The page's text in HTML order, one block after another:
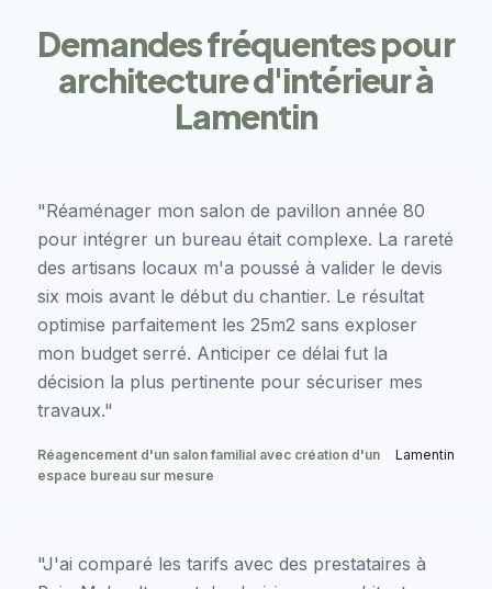
Demandes fréquentes pour
architecture d'intérieur à
Lamentin
"Réaménager mon salon de pavillon année 80
pour intégrer un bureau était complexe. La rareté
des artisans locaux m'a poussé à valider le devis
six mois avant le début du chantier. Le résultat
optimise parfaitement les 25m2 sans exploser
mon budget serré. Anticiper ce délai fut la
décision la plus pertinente pour sécuriser mes
travaux."
Réagencement d'un salon familial avec création d'un
espace bureau sur mesure
Lamentin
"J'ai comparé les tarifs avec des prestataires à